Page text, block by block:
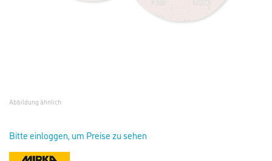
Abbildung ähnlich
Bitte einloggen, um Preise zu sehen